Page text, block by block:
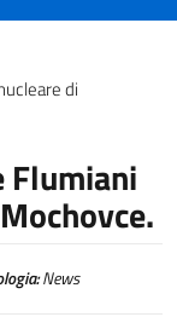
di
Flumiani
News